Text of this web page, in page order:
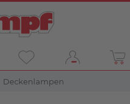
Deckenlampen